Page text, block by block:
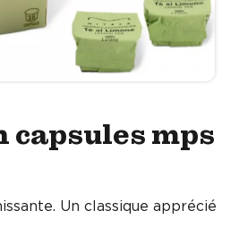
mps
Un classique apprécié